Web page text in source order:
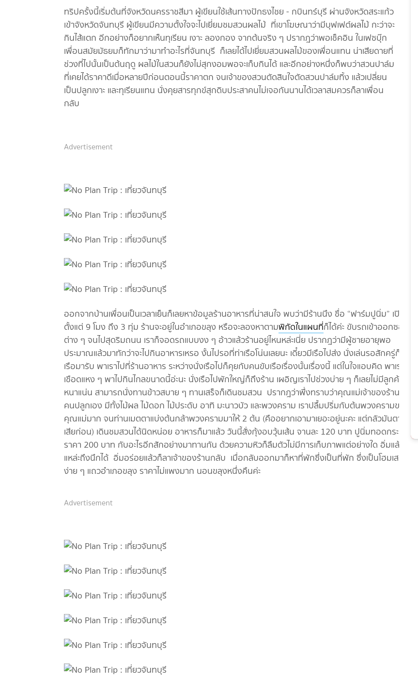
ทริปครั้งนี้เริ่มต้นที่จังหวัดนครราชสีมา ผู้เขียนใช้เส้นทางปักธงไชย - กบินทร์บุรี ผ่านจังหวัดสระแก้ว
เข้าจังหวัดจันทบุรี ผู้เขียนมีความตั้งใจจะไปเยี่ยมชมสวนผลไม้ ที่เขาโฆษณาว่ามีบุฟเฟต์ผลไม้ กะว่าจะ
กินไส้แตก อีกอย่างก็อยากเห็นทุเรียน เงาะ ลองกอง จากต้นจริง ๆ ปรากฎว่าพอเช็คอิน ในเฟซบุ๊ก
เพื่อนสมัยมัธยมก็ทักมาว่ามาทำอะไรที่จันทบุรี ก็เลยได้ไปเยี่ยมสวนผลไม้ของเพื่อนแทน น่าเสียดายที่
ช่วงที่ไปนั้นเป็นต้นฤดู ผลไม้ในสวนก็ยังไม่สุกงอมพอจะเก็บกินได้ และอีกอย่างหนึ่งก็พบว่าสวนปาล์ม
ที่เคยได้ราคาดีเมื่อหลายปีก่อนตอนนี้ราคาตก จนเจ้าของสวนตัดสินใจตัดสวนปาล์มทิ้ง แล้วเปลี่ยน
เป็นปลูกเงาะ และทุเรียนแทน นั่งคุยสารทุกข์สุกดิบประสาคนไม่เจอกันนานได้เวลาสมควรก็ลาเพื่อน
กลับ
Advertisement
ออกจากบ้านเพื่อนเป็นเวลาเย็นก็เลยหาข้อมูลร้านอาหารที่น่าสนใจ พบว่ามีร้านนึง ชื่อ “ฟาร์มปูนิ่ม” เปิด
ตั้งแต่ 9 โมง ถึง 3 ทุ่ม ร้านจะอยู่ในอำเภอขลุง หรือจะลองหาตามพิกัดในแผนที่ก็ได้ค่ะ ขับรถเข้าออกซอย
ต่าง ๆ จนไปสุดริมถนน เราก็จอดรถแบบงง ๆ อ้าวแล้วร้านอยู่ไหนหล่ะเนี่ย ปรากฎว่ามีผู้ชายอายุพอ
ประมาณแล้วมาทักว่าจะไปกินอาหารเหรอ งั้นไปรอที่ท่าเรือโน่นเลยนะ เดี๋ยวมีเรือไปส่ง นั่งเล่นรอสักครู่ก็มี
เรือมารับ พาเราไปที่ร้านอาหาร ระหว่างนั่งเรือไปก็คุยกับคนขับเรือเรื่องนั้นเรื่องนี้ แต่ในใจแอบคิด พาเรามา
เชือดแหง ๆ พาไปกินไกลขนาดนี้อ่ะนะ นั่งเรือไปพักใหญ่ก็ถึงร้าน เผอิญเราไปช่วงบ่าย ๆ ก็เลยไม่มีลูกค้า
หนาแน่น สามารถนั่งทานข้าวสบาย ๆ ทานเสร็จก็เดินชมสวน ปรากฎว่าพึ่งทราบว่าคุณแม่เจ้าของร้านเป็น
คนปลูกเอง มีทั้งไม้ผล ไม้ดอก ไม้ประดับ อาทิ มะนาวบัว และพวงคราม เราปลื้มปริ่มกับต้นพวงครามของ
คุณแม่มาก จนท่านเมตตาแบ่งต้นกล้าพวงครามมาให้ 2 ต้น (คืออยากเอามาเยอะอยู่นะคะ แต่กลัวมันตายไป
เสียก่อน) เดินชมสวนได้นิดหน่อย อาหารก็มาแล้ว วันนี้สั่งกุ้งอบวุ้นเส้น จานละ 120 บาท ปูนิ่มทอดกระเทียม
ราคา 200 บาท กับอะไรอีกสักอย่างมาทานกัน ด้วยความหิวก็ลืมตัวไม่มีการเก็บภาพแต่อย่างใด อิ่มแล้วนั่น
แหล่ะถึงนึกได้ อิ่มอร่อยแล้วก็ลาเจ้าของร้านกลับ เมื่อกลับออกมาก็หาที่พักซึ่งเป็นที่พัก ซึ่งเป็นโฮมเสตย์
ง่าย ๆ แถวอำเภอขลุง ราคาไม่แพงมาก นอนขลุงหนึ่งคืนค่ะ
Advertisement